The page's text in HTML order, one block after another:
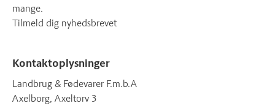
mange.
Tilmeld dig nyhedsbrevet
Kontaktoplysninger
Landbrug & Fødevarer F.m.b.A
Axelborg, Axeltorv 3